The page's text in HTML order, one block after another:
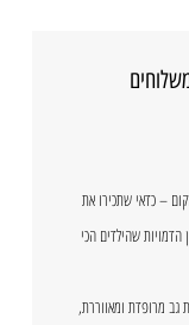
– כדאי שתכירו את
שהילדים הכי
גב מרופדת ומאווררת,